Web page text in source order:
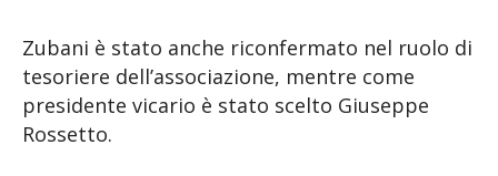
Zubani è stato anche riconfermato nel ruolo di
tesoriere dell’associazione, mentre come
presidente vicario è stato scelto Giuseppe
Rossetto.